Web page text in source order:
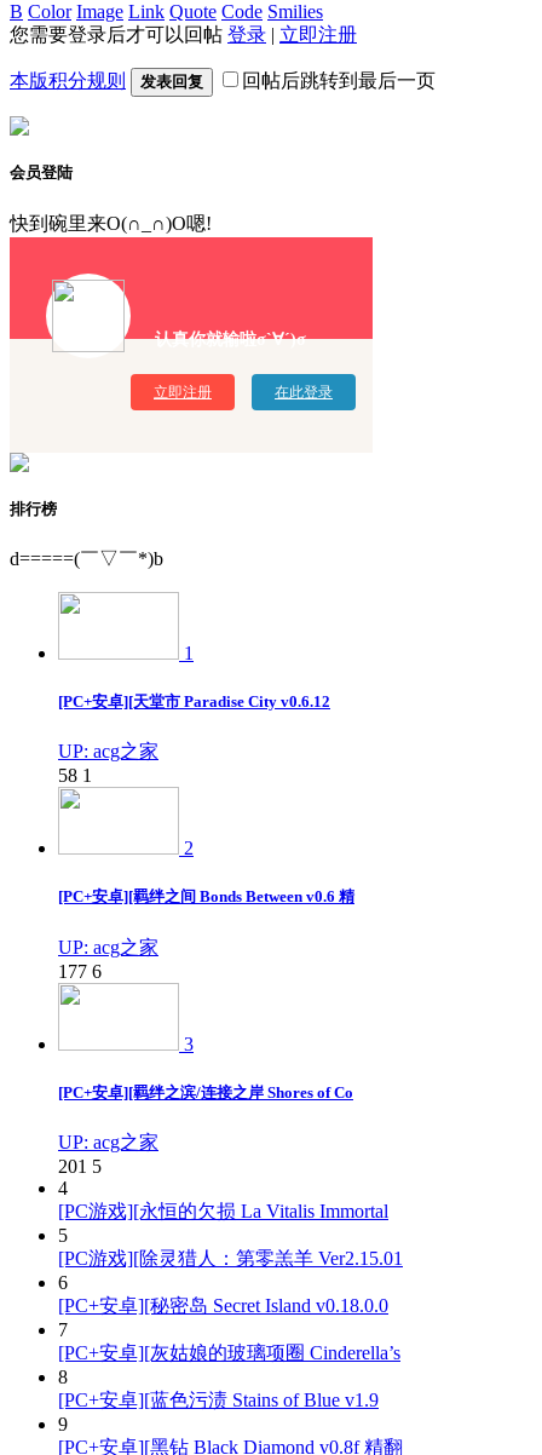
B Color Image Link Quote Code Smilies
您需要登录后才可以回帖 登录 | 立即注册
本版积分规则 发表回复 回帖后跳转到最后一页
会员登陆
快到碗里来O(∩_∩)O嗯!
认真你就输啦σ`∀´)σ
立即注册 在此登录
排行榜
d=====(￣▽￣*)b
1
[PC+安卓][天堂市 Paradise City v0.6.12
UP: acg之家
58 1
2
[PC+安卓][羁绊之间 Bonds Between v0.6 精
UP: acg之家
177 6
3
[PC+安卓][羁绊之滨/连接之岸 Shores of Co
UP: acg之家
201 5
4
[PC游戏][永恒的欠损 La Vitalis Immortal
5
[PC游戏][除灵猎人：第零羔羊 Ver2.15.01
6
[PC+安卓][秘密岛 Secret Island v0.18.0.0
7
[PC+安卓][灰姑娘的玻璃项圈 Cinderella’s
8
[PC+安卓][蓝色污渍 Stains of Blue v1.9
9
[PC+安卓][黑钻 Black Diamond v0.8f 精翻